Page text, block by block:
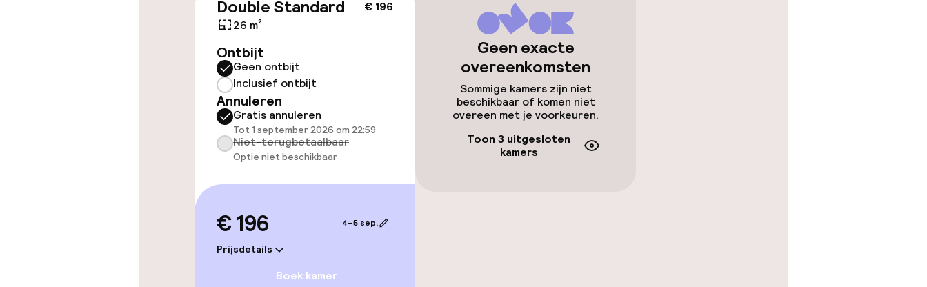
Overal rolstoeltoegankelijk
Lift
Zwemmen & wellness
Fitnessruimte / gym
Entertainment
Betaalde wifi
€ 196
Double Standard
26 m²
Ontbijt
Geen ontbijt
Inclusief ontbijt
Annuleren
Gratis annuleren
Tot 1 september 2026 om 22:59
Niet-terugbetaalbaar
Optie niet beschikbaar
€ 196
Prijsdetails
4–5 sep.
Boek kamer
Geen exacte
overeenkomsten
Sommige kamers zijn niet
beschikbaar of komen niet
overeen met je voorkeuren.
Toon 3 uitgesloten
kamers